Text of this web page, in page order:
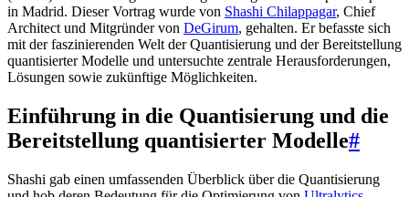
in Madrid. Dieser Vortrag wurde von Shashi Chilappagar, Chief
Architect und Mitgründer von DeGirum, gehalten. Er befasste sich
mit der faszinierenden Welt der Quantisierung und der Bereitstellung
quantisierter Modelle und untersuchte zentrale Herausforderungen,
Lösungen sowie zukünftige Möglichkeiten.
Einführung in die Quantisierung und die
Bereitstellung quantisierter Modelle#
Shashi gab einen umfassenden Überblick über die Quantisierung